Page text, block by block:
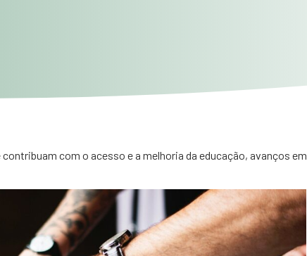
com o acesso e a melhoria da educação, avanços em